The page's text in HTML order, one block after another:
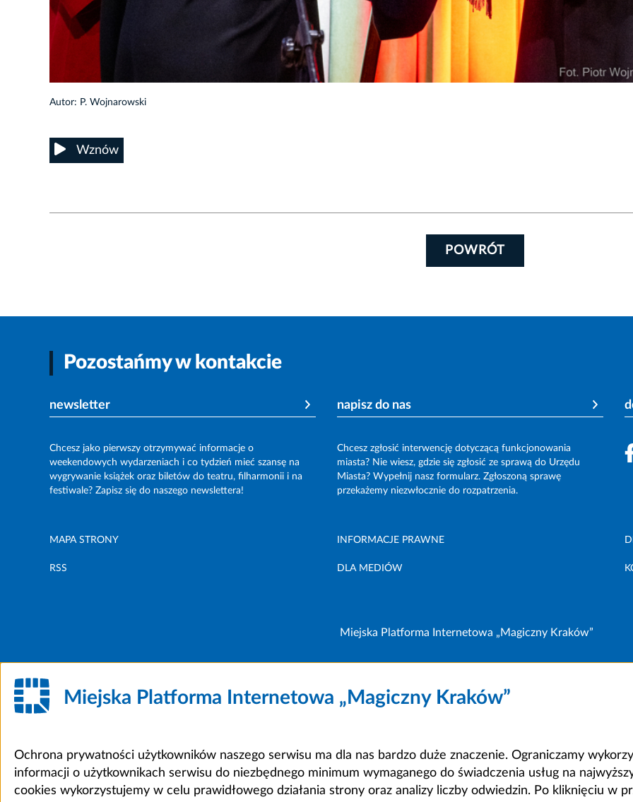
Autor: P. Wojnarowski
Wznów
POWRÓT
Pozostańmy w kontakcie
newsletter
Chcesz jako pierwszy otrzymywać informacje o
weekendowych wydarzeniach i co tydzień mieć szansę na
wygrywanie książek oraz biletów do teatru, filharmonii i na
festiwale? Zapisz się do naszego newslettera!
napisz do nas
Chcesz zgłosić interwencję dotyczącą funkcjonowania
miasta? Nie wiesz, gdzie się zgłosić ze sprawą do Urzędu
Miasta? Wypełnij nasz formularz. Zgłoszoną sprawę
przekażemy niezwłocznie do rozpatrzenia.
MAPA STRONY INFORMACJE PRAWNE
RSS DLA MEDIÓW
Miejska Platforma Internetowa „Magiczny Kraków”
Miejska Platforma Internetowa „Magiczny Kraków”
Ochrona prywatności użytkowników naszego serwisu ma dla nas bardzo duże znaczenie. Ograniczamy
informacji o użytkownikach serwisu do niezbędnego minimum wymaganego do świadczenia usług na
cookies wykorzystujemy w celu prawidłowego działania strony oraz analizy liczby odwiedzin. Po kliknięciu w